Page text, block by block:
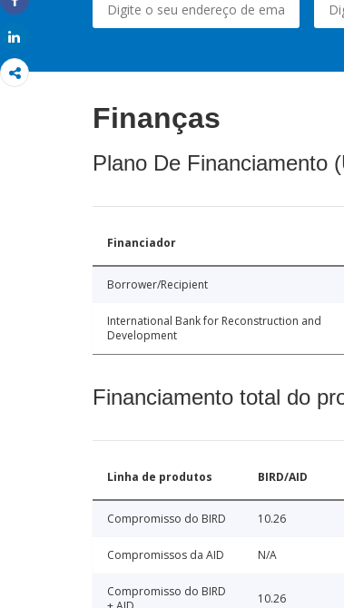
Share
Finanças
Plano De Financiamento
Financiador
Borrower/Recipient
International Bank for Reconstruction and
Development
Financiamento total do
Linha de produtos BIRD/AID
Compromisso do BIRD 10.26
Compromissos da AID N/A
Compromisso do BIRD
10.26